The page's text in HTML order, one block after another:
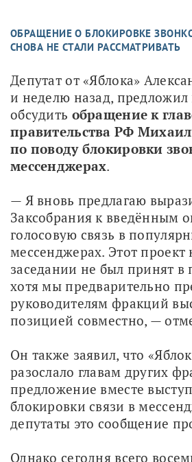
ОБРАЩЕНИЕ О БЛОКИРОВКЕ
СНОВА НЕ СТАЛИ РАССМАТРИВАТЬ
Депутат от «Яблока»
и неделю назад, предложил
обсудить обращение к
правительства РФ
по поводу блокировки
мессенджерах.
— Я вновь предлагаю
Заксобрания к введённым
голосовую связь в
мессенджерах. Этот
заседании не был принят в
хотя мы предварительно
руководителям фракций
позицией совместно, —
Он также заявил, что
разослало главам других
предложение вместе
блокировки связи в
депутаты это сообщение
Однако сегодня всего